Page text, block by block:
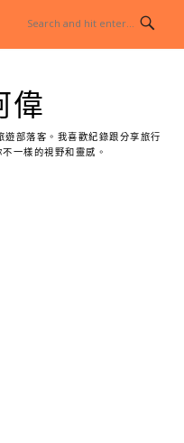
偉
部落客。我喜歡紀錄跟分享旅行
一樣的視野和靈感。